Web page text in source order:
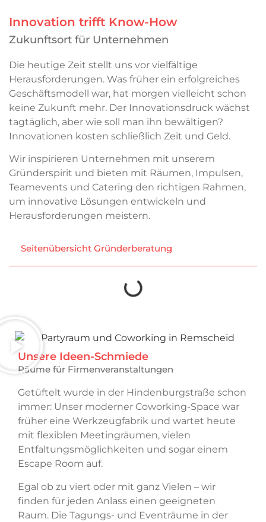
Innovation trifft Know-How
Zukunftsort für Unternehmen
Die heutige Zeit stellt uns vor vielfältige
Herausforderungen. Was früher ein erfolgreiches
Geschäftsmodell war, hat morgen vielleicht schon
keine Zukunft mehr. Der Innovationsdruck wächst
tagtäglich, aber wie soll man ihn bewältigen?
Innovationen kosten schließlich Zeit und Geld.
Wir inspirieren Unternehmen mit unserem
Gründerspirit und bieten mit Räumen, Impulsen,
Teamevents und Catering den richtigen Rahmen,
um innovative Lösungen entwickeln und
Herausforderungen meistern.
Seitenübersicht Gründerberatung
Unsere Ideen-Schmiede
Räume für Firmenveranstaltungen
Getüftelt wurde in der Hindenburgstraße schon
immer: Unser moderner Coworking-Space war
früher eine Werkzeugfabrik und wartet heute
mit flexiblen Meetingräumen, vielen
Entfaltungsmöglichkeiten und sogar einem
Escape Room auf.
Egal ob zu viert oder mit ganz Vielen – wir
finden für jeden Anlass einen geeigneten
Raum. Die Tagungs- und Eventräume in der